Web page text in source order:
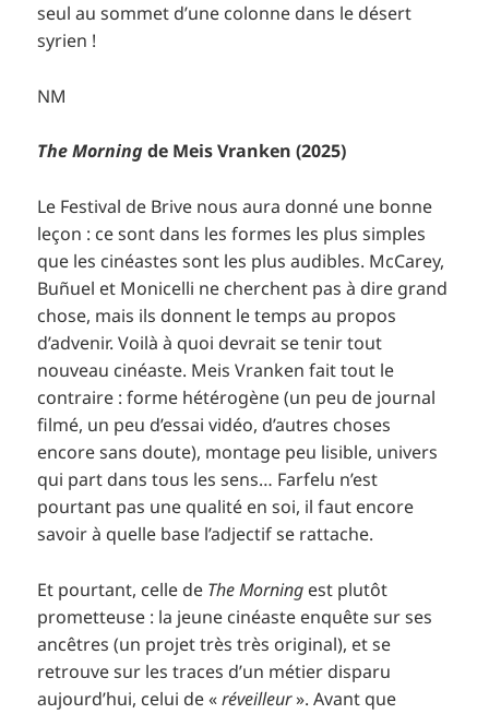
seul au sommet d’une colonne dans le désert
syrien !
NM
The Morningde Meis Vranken (2025)
Le Festival de Brive nous aura donné une bonne
leçon : ce sont dans les formes les plus simples
que les cinéastes sont les plus audibles. McCarey,
Buñuel et Monicelli ne cherchent pas à dire grand
chose, mais ils donnent le temps au propos
d’advenir. Voilà à quoi devrait se tenir tout
nouveau cinéaste. Meis Vranken fait tout le
contraire : forme hétérogène (un peu de journal
filmé, un peu d’essai vidéo, d’autres choses
encore sans doute), montage peu lisible, univers
qui part dans tous les sens… Farfelu n’est
pourtant pas une qualité en soi, il faut encore
savoir à quelle base l’adjectif se rattache.
Et pourtant, celle de The Morning est plutôt
prometteuse : la jeune cinéaste enquête sur ses
ancêtres (un projet très très original), et se
retrouve sur les traces d’un métier disparu
aujourd’hui, celui de «réveilleur». Avant que